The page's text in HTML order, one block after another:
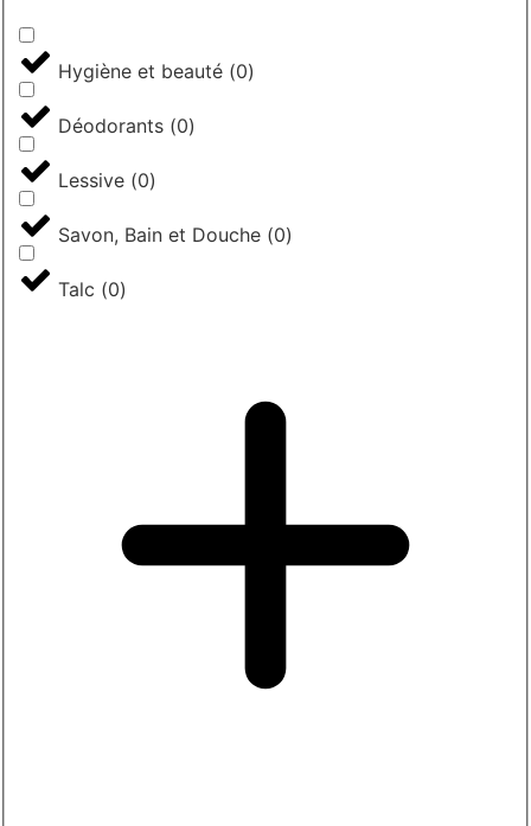
Hygiène et beauté (0)
Déodorants (0)
Lessive (0)
Savon, Bain et Douche (0)
Talc (0)